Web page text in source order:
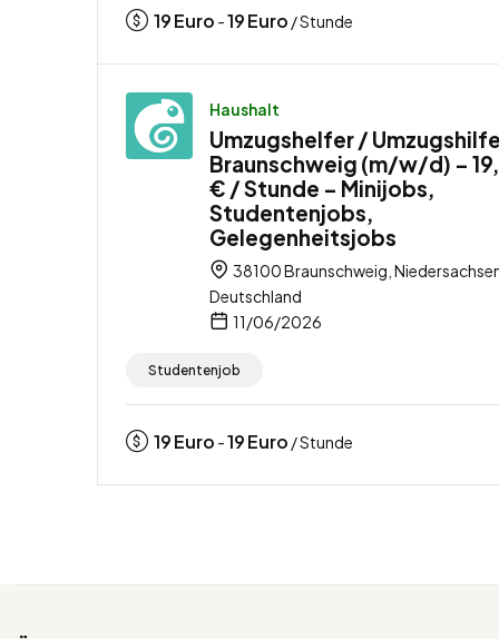
19Euro -19Euro / Stunde
Haushalt
Umzugshelfer /
Braunschweig (m/w/d) –
€ / Stunde – Minijobs,
Studentenjobs,
Gelegenheitsjobs
38100 Braunschweig,
Deutschland
11/06/2026
Studentenjob
19Euro -19Euro / Stunde